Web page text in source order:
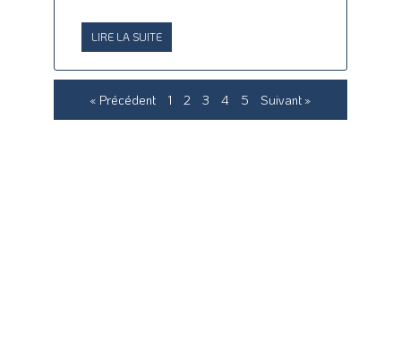
LIRE LA SUITE
« Précédent 1 2 3 4 5 Suivant »